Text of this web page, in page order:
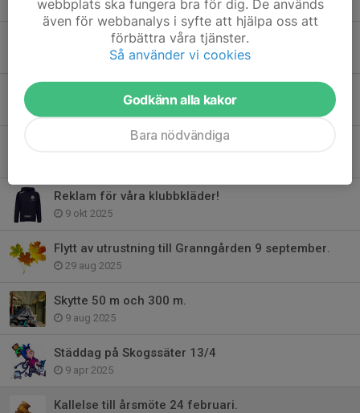
23 dec 2025
Årsmöte 16 februari 2026
17 dec 2025
Funktionärer till Höstpuffen 29 november.
Reklam för våra klubbkläder!
9 okt 2025
Flytt av utrustning till Granngården 9 september.
29 aug 2025
Skytte 50 m och 300 m.
9 aug 2025
Städdag på Skogssäter 13/4
9 apr 2025
Kallelse till årsmöte 24 februari.
webbplats ska fungera bra för dig. De används
även för webbanalys i syfte att hjälpa oss att
förbättra våra tjänster.
Så använder vi cookies
Godkänn alla kakor
Bara nödvändiga